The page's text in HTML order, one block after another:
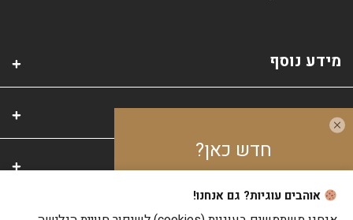
מידע נוסף
קטגוריות
אוהבים עוגיות? גם אנחנו!
חדש כאן?
צבור10%בנקודותעל כל קנייה